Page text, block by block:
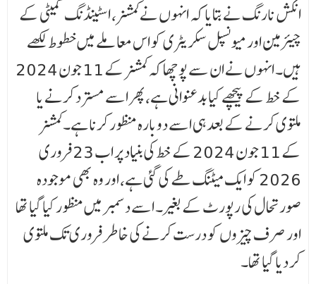
انکش نارنگ نے بتایا کہ انہوں نے کمشنر، اسٹینڈنگ کمیٹی کے
چیئرمین اور میونسپل سکریٹری کو اس معا ملے میں خطوط لکھے
ہیں۔ انہوں نے ان سے پوچھا کہ کمشنر کے 11 جون 2024
کے خط کے پیچھے کیا بدعنوانی ہے، پھر اسے مسترد کرنے یا
ملتوی کرنے کے بعد ہی اسے دوبارہ منظور کرنا ہے۔ کمشنر
کے 11 جون 2024 کے خط کی بنیاد پر اب 23 فروری
2026 کو ایک میٹنگ طے کی گئی ہے، اور وہ بھی موجودہ
صورتحال کی رپورٹ کے بغیر۔ اسے دسمبر میں منظور کیا گیا تھا
اور صرف چیزوں کو درست کرنے کی خاطر فروری تک ملتوی
کر دیا گیا تھا۔